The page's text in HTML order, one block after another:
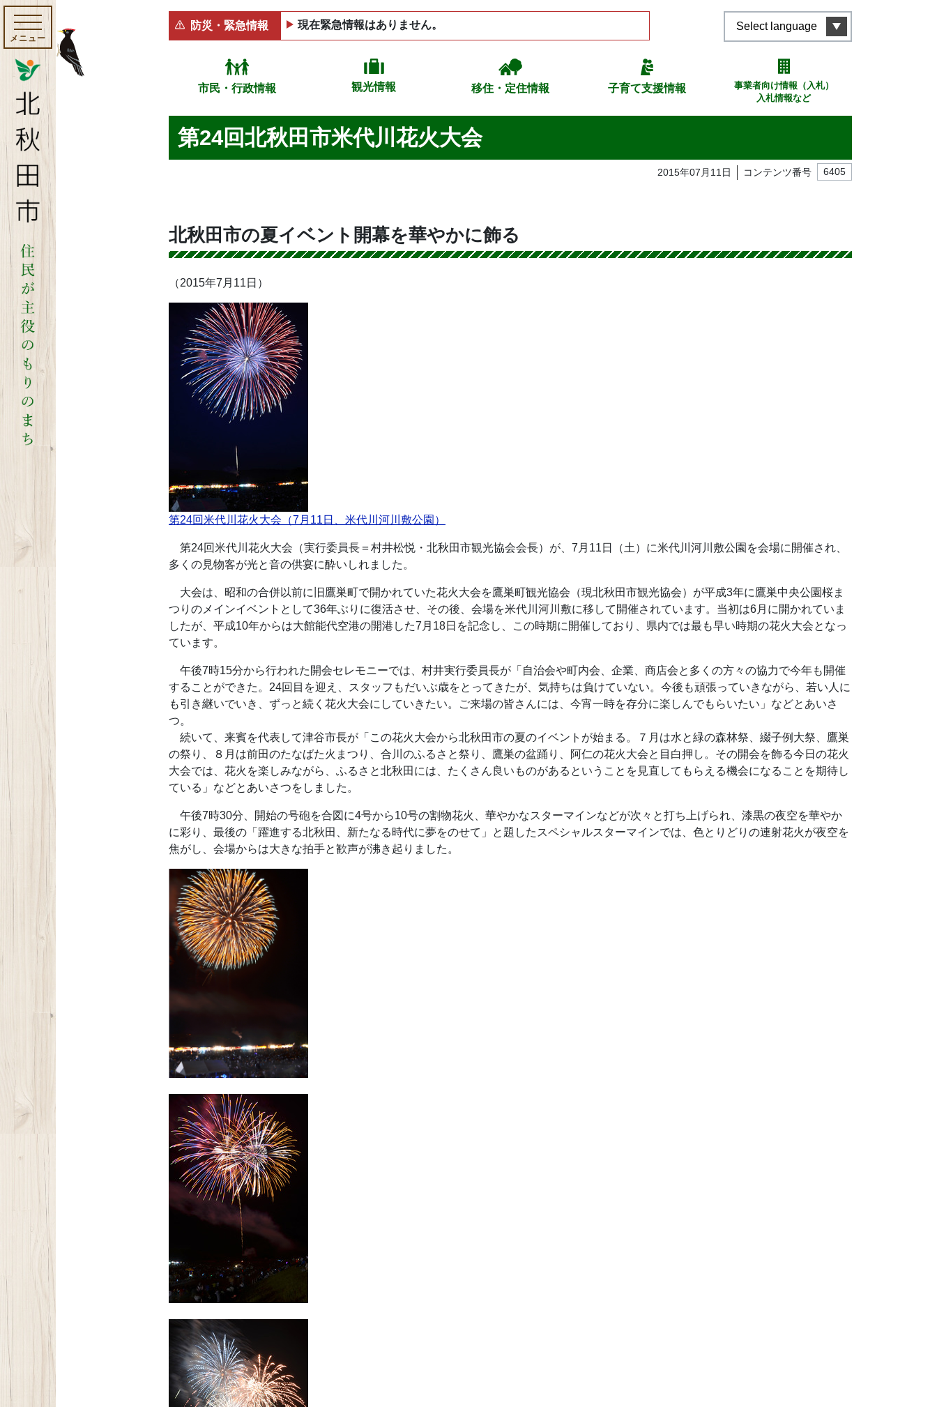
メニュー
防災・緊急情報 現在緊急情報はありません。 Select language
市民・行政情報 観光情報 移住・定住情報 子育て支援情報
事業者向け情報（入札）
入札情報など
第24回北秋田市米代川花火大会
2015年07月11日 コンテンツ番号 6405
北秋田市の夏イベント開幕を華やかに飾る
（2015年7月11日）
第24回米代川花火大会（7月11日、米代川河川敷公園）
第24回米代川花火大会（実行委員長＝村井松悦・北秋田市観光協会会長）が、7月11日（土）に米代川河川敷公園を会場に開催され、
多くの見物客が光と音の供宴に酔いしれました。
大会は、昭和の合併以前に旧鷹巣町で開かれていた花火大会を鷹巣町観光協会（現北秋田市観光協会）が平成3年に鷹巣中央公園桜ま
つりのメインイベントとして36年ぶりに復活させ、その後、会場を米代川河川敷に移して開催されています。当初は6月に開かれていま
したが、平成10年からは大館能代空港の開港した7月18日を記念し、この時期に開催しており、県内では最も早い時期の花火大会となっ
ています。
午後7時15分から行われた開会セレモニーでは、村井実行委員長が「自治会や町内会、企業、商店会と多くの方々の協力で今年も開催
することができた。24回目を迎え、スタッフもだいぶ歳をとってきたが、気持ちは負けていない。今後も頑張っていきながら、若い人に
も引き継いでいき、ずっと続く花火大会にしていきたい。ご来場の皆さんには、今宵一時を存分に楽しんでもらいたい」などとあいさ
つ。
続いて、来賓を代表して津谷市長が「この花火大会から北秋田市の夏のイベントが始まる。７月は水と緑の森林祭、綴子例大祭、鷹巣
の祭り、８月は前田のたなばた火まつり、合川のふるさと祭り、鷹巣の盆踊り、阿仁の花火大会と目白押し。その開会を飾る今日の花火
大会では、花火を楽しみながら、ふるさと北秋田には、たくさん良いものがあるということを見直してもらえる機会になることを期待し
ている」などとあいさつをしました。
午後7時30分、開始の号砲を合図に4号から10号の割物花火、華やかなスターマインなどが次々と打ち上げられ、漆黒の夜空を華やか
に彩り、最後の「躍進する北秋田、新たなる時代に夢をのせて」と題したスペシャルスターマインでは、色とりどりの連射花火が夜空を
焦がし、会場からは大きな拍手と歓声が沸き起りました。